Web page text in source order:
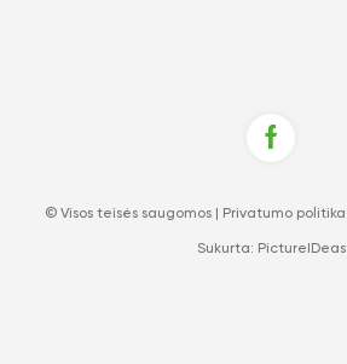
© Visos teisės saugomos | Privatumo politika
Sukurta: PictureIDeas